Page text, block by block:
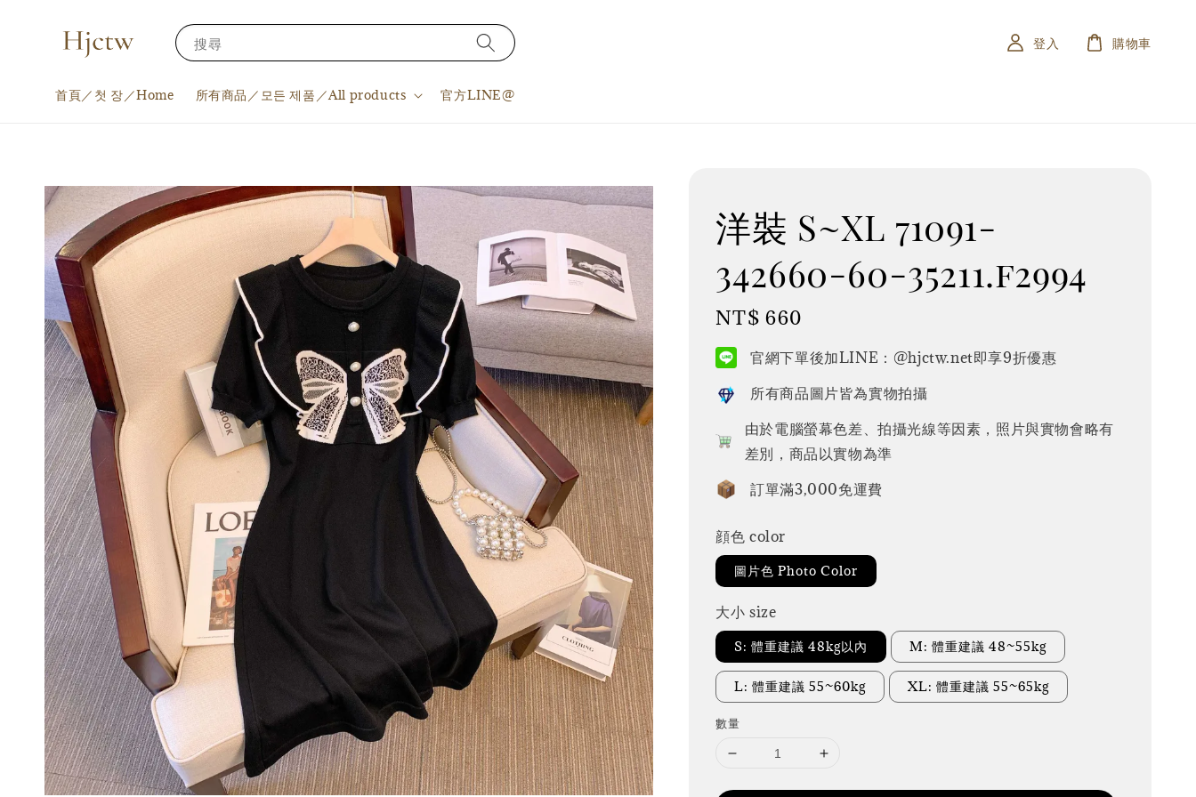
搜尋
首頁／첫 장／Home 所有商品／모든 제품／All products 官方LINE@
登入 購物車
洋裝 S~XL 71091-
342660-60-35211.f2994
Regular
price
NT$ 660
官網下單後加LINE：@hjctw.net即享9折優惠
所有商品圖片皆為實物拍攝
由於電腦螢幕色差、拍攝光線等因素，照片與實物會略有
差別，商品以實物為準
訂單滿3,000免運費
顔色 color
圖片色 Photo Color
大小 size
S: 體重建議 48kg以內 M: 體重建議 48~55kg
L: 體重建議 55~60kg XL: 體重建議 55~65kg
數量